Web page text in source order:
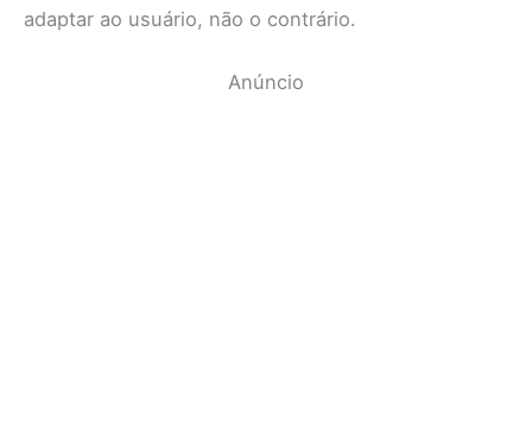
adaptar ao usuário, não o contrário.
Anúncio